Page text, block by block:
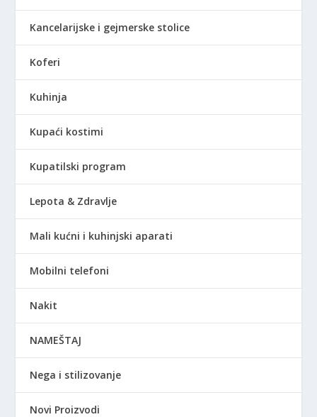
Kancelarijske i gejmerske stolice
Koferi
Kuhinja
Kupaći kostimi
Kupatilski program
Lepota & Zdravlje
Mali kućni i kuhinjski aparati
Mobilni telefoni
Nakit
NAMEŠTAJ
Nega i stilizovanje
Novi Proizvodi